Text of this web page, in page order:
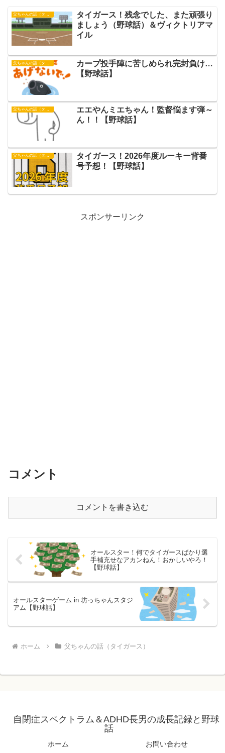
父ちゃんの話（タイガース）
タイガース！残念でした、また頑張り
ましょう（野球話）＆ヴィクトリアマ
イル
父ちゃんの話（タイガース）
カープ投手陣に苦しめられ完封負け…
【野球話】
父ちゃんの話（タイガース）
エエやんミエちゃん！監督悩ます弾～
ん！！【野球話】
父ちゃんの話（タイガース）
タイガース！2026年度ルーキー背番
号予想！【野球話】
スポンサーリンク
コメント
コメントを書き込む
オールスター！何でタイガースばかり選
手補充せなアカンねん！おかしいやろ！
【野球話】
オールスターゲーム in 坊っちゃんスタジ
アム【野球話】
ホーム 父ちゃんの話（タイガース）
自閉症スペクトラム＆ADHD長男の成長記録と野球
話
ホーム お問い合わせ